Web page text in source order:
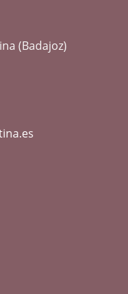
(Badajoz)